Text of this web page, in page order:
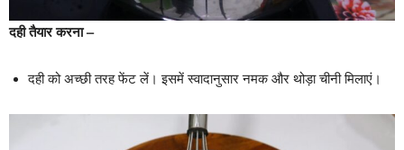
दही तैयार करना –
दही को अच्छी तरह फेंट लें। इसमें स्वादानुसार नमक और थोड़ा चीनी मिलाएं।